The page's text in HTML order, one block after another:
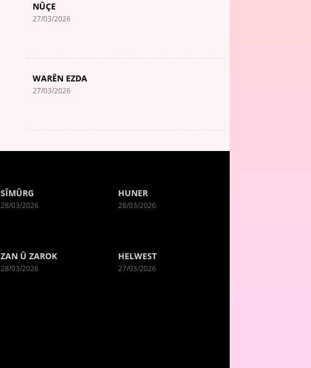
NÛÇE
27/03/2026
WARÊN EZDA
27/03/2026
SÎMÛRG
28/03/2026
HUNER
28/03/2026
ZAN Û ZAROK
28/03/2026
HELWEST
27/03/2026